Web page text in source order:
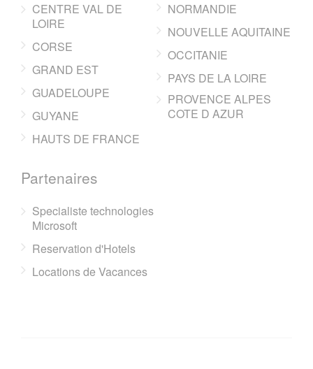
CENTRE VAL DE
LOIRE
CORSE
GRAND EST
GUADELOUPE
GUYANE
HAUTS DE FRANCE
NORMANDIE
NOUVELLE AQUITAINE
OCCITANIE
PAYS DE LA LOIRE
PROVENCE ALPES
COTE D AZUR
Partenaires
Specialiste technologies
Microsoft
Reservation d'Hotels
Locations de Vacances